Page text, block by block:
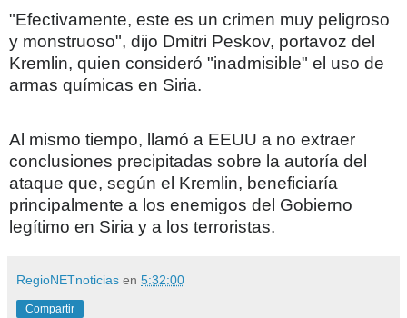
"Efectivamente, este es un crimen muy peligroso
y monstruoso", dijo Dmitri Peskov, portavoz del
Kremlin, quien consideró "inadmisible" el uso de
armas químicas en Siria.
Al mismo tiempo, llamó a EEUU a no extraer
conclusiones precipitadas sobre la autoría del
ataque que, según el Kremlin, beneficiaría
principalmente a los enemigos del Gobierno
legítimo en Siria y a los terroristas.
RegioNETnoticias en 5:32:00
Compartir